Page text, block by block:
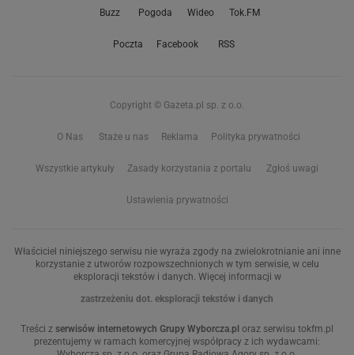
Buzz Pogoda Wideo Tok.FM
Poczta Facebook RSS
Copyright © Gazeta.pl sp. z o.o.
O Nas Staże u nas Reklama Polityka prywatności
Wszystkie artykuły Zasady korzystania z portalu Zgłoś uwagi
Ustawienia prywatności
Właściciel niniejszego serwisu nie wyraża zgody na zwielokrotnianie ani inne
korzystanie z utworów rozpowszechnionych w tym serwisie, w celu
eksploracji tekstów i danych. Więcej informacji w
zastrzeżeniu dot. eksploracji tekstów i danych
Treści z serwisów internetowych Grupy Wyborcza.pl oraz serwisu tokfm.pl
prezentujemy w ramach komercyjnej współpracy z ich wydawcami: